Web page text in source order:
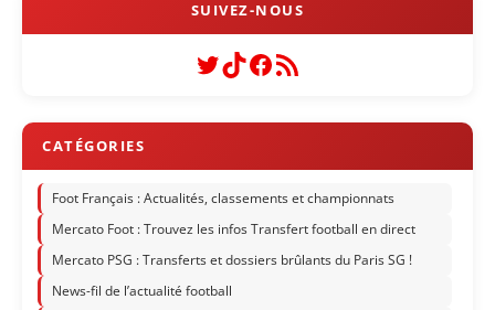
Twitter
TikTok
Facebook
Flux RSS
Foot Français : Actualités, classements et championnats
Mercato Foot : Trouvez les infos Transfert football en direct
Mercato PSG : Transferts et dossiers brûlants du Paris SG !
News-fil de l’actualité football